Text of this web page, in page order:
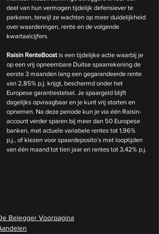
deel van hun vermogen tijdelijk defensiever te
parkeren, terwijl ze wachten op meer duidelijkheid
over waarderingen, rente en de volgende
kwartaalcijfers.
Raisin RenteBoost is een tijdelijke actie waarbij je
op een vrij opneembare Duitse spaarrekening de
eerste 3 maanden lang een gegarandeerde rente
van 2,85% p.j. krijgt, beschermd onder het
Europese garantiestelsel. Je spaargeld blijft
dagelijks opvraagbaar en je kunt vrij storten en
opnemen. Na deze periode kun je via één Raisin-
account verder sparen bij meer dan 50 Europese
banken, met actuele variabele rentes tot 1,96%
p.j., of kiezen voor spaardeposito’s met looptijden
van één maand tot tien jaar en rentes tot 3,42% p.j.
Belegger Voorpagina